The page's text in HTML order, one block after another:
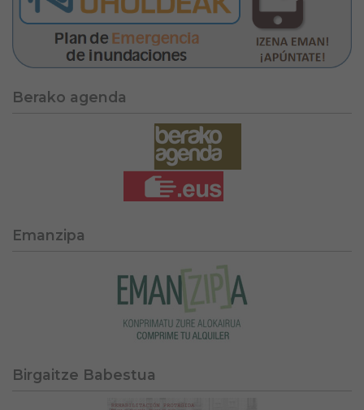
Berako agenda
Emanzipa
Birgaitze Babestua